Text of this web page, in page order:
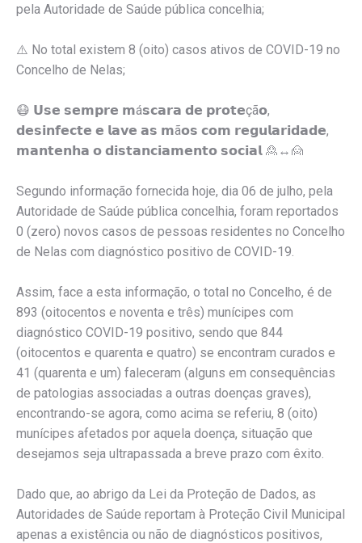
pela Autoridade de Saúde pública concelhia;
⚠️ No total existem 8 (oito) casos ativos de COVID-19 no
Concelho de Nelas;
😷 𝗨𝘀𝗲 𝘀𝗲𝗺𝗽𝗿𝗲 𝗺á𝘀𝗰𝗮𝗿𝗮 𝗱𝗲 𝗽𝗿𝗼𝘁𝗲çã𝗼,
𝗱𝗲𝘀𝗶𝗻𝗳𝗲𝗰𝘁𝗲 𝗲 𝗹𝗮𝘃𝗲 𝗮𝘀 𝗺ã𝗼𝘀 𝗰𝗼𝗺 𝗿𝗲𝗴𝘂𝗹𝗮𝗿𝗶𝗱𝗮𝗱𝗲,
𝗺𝗮𝗻𝘁𝗲𝗻𝗵𝗮 𝗼 𝗱𝗶𝘀𝘁𝗮𝗻𝗰𝗶𝗮𝗺𝗲𝗻𝘁𝗼 𝘀𝗼𝗰𝗶𝗮𝗹 🙎↔️🙍
Segundo informação fornecida hoje, dia 06 de julho, pela
Autoridade de Saúde pública concelhia, foram reportados
0 (zero) novos casos de pessoas residentes no Concelho
de Nelas com diagnóstico positivo de COVID-19.
Assim, face a esta informação, o total no Concelho, é de
893 (oitocentos e noventa e três) munícipes com
diagnóstico COVID-19 positivo, sendo que 844
(oitocentos e quarenta e quatro) se encontram curados e
41 (quarenta e um) faleceram (alguns em consequências
de patologias associadas a outras doenças graves),
encontrando-se agora, como acima se referiu, 8 (oito)
munícipes afetados por aquela doença, situação que
desejamos seja ultrapassada a breve prazo com êxito.
Dado que, ao abrigo da Lei da Proteção de Dados, as
Autoridades de Saúde reportam à Proteção Civil Municipal
apenas a existência ou não de diagnósticos positivos,